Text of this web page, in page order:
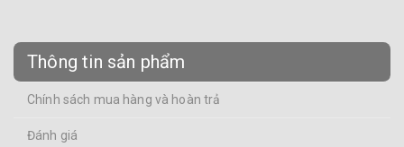
Thông tin sản phẩm
Chính sách mua hàng và hoàn trả
Đánh giá